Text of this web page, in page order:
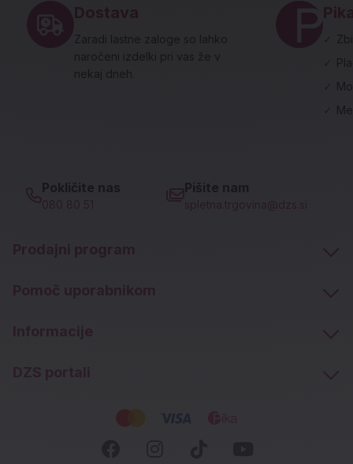
Dostava
Zaradi lastne zaloge so lahko
naročeni izdelki pri vas že v
nekaj dneh.
✓
✓
Pokličite nas
080 80 51
Pišite nam
spletna.trgovina@dzs.si
Prodajni program
Pomoč uporabnikom
Informacije
DZS portali